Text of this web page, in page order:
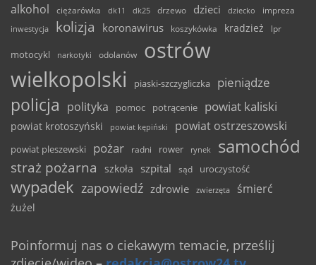
alkohol ciężarówka dk11 dk25 drzewo dzieci dziecko
impreza
inwestycja
kolizja koronawirus koszykówka kradzież lpr
motocykl narkotyki odolanów
ostrów
wielkopolski
piaski-szczygliczka pieniądze
policja polityka pomoc potrącenie powiat kaliski
powiat krotoszyński powiat kępiński powiat ostrzeszowski
powiat pleszewski pożar radni rower rynek samochód
straż pożarna szkoła szpital sąd uroczystość
wypadek zapowiedź zdrowie zwierzęta śmierć
żużel
Poinformuj nas o ciekawym temacie, prześlij